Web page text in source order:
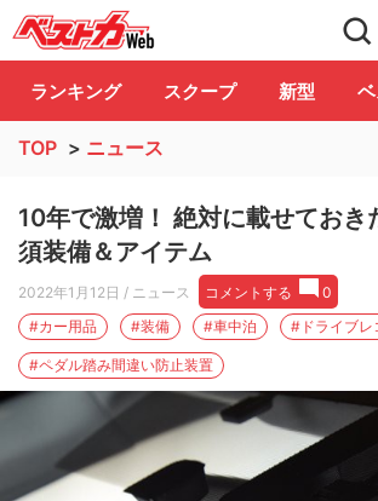
自動車情報誌「ベストカ
ランキング スクープ 新型
TOP > ニュース
10年で激増！ 絶対に載せておき
須装備＆アイテム
2022年1月12日 / ニュース コメントする
0
#カー用品
#装備 #車中泊 #ドライブレ
#ペダル踏み間違い防止装置